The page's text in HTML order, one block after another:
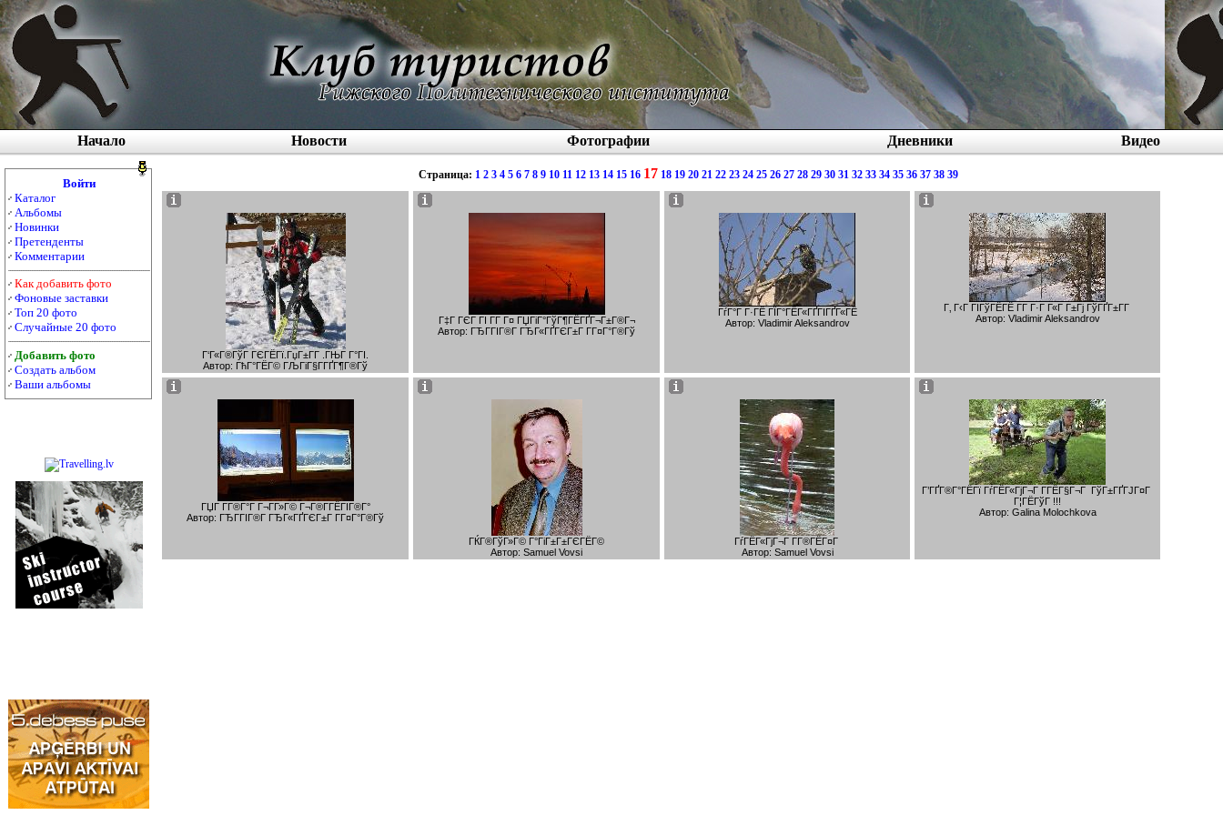
Начало Новости Фотографии Дневники Видео
Войти
Каталог
Альбомы
Новинки
Претенденты
Комментарии
Как добавить фото
Фоновые заставки
Топ 20 фото
Случайные 20 фото
Добавить фото
Создать альбом
Ваши альбомы
Страница: 1 2 3 4 5 6 7 8 9 10 11 12 13 14 15 16 17 18 19 20 21 22 23 24 25 26 27 28 29 30 31 32 33 34 35 36 37 38 39
Г‘Г«Г®ГўГ ГЄГЁГї.ГџГ±Г­Г .ГЊГ Г°ГІ.
Автор: ГћГ°ГЁГ© ГЉГіГ§Г­ГҐГ¶Г®Гў
Г‡Г ГЄГ ГІ Г­Г Г¤ ГЏГіГ°ГўГ¶ГЁГҐГ¬Г±Г®Г¬
Автор: ГЂГ­ГІГ®Г­ ГЂГ«ГҐГЄГ±Г Г­Г¤Г°Г®Гў
ГѓГ°Г Г·ГЁ ГЇГ°ГЁГ«ГҐГІГҐГ«ГЁ
Автор: Vladimir Aleksandrov
Г‚ Г‹Г ГІГўГЁГЁ Г­Г Г·Г Г«Г Г±Гј ГўГҐГ±Г­Г
Автор: Vladimir Aleksandrov
ГЏГ Г­Г®Г°Г Г¬Г­Г»Г© Г¬Г®Г­ГЁГІГ®Г°
Автор: ГЂГ­ГІГ®Г­ ГЂГ«ГҐГЄГ±Г Г­Г¤Г°Г®Гў
ГЌГ®ГўГ»Г© Г°ГіГ±Г±ГЄГЁГ©
Автор: Samuel Vovsi
ГѓГЁГ«ГјГ¬Г Г­Г®ГЁГ¤Г
Автор: Samuel Vovsi
Г’ГҐГ®Г°ГЁГї ГѓГЁГ«ГјГ¬Г Г­ГЁГ§Г¬Г ГўГ±ГҐГЈГ¤Г
Г¦ГЁГўГ !!!
Автор: Galina Molochkova